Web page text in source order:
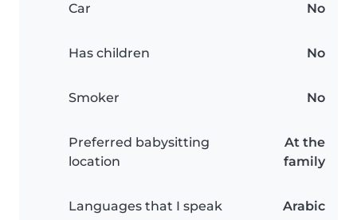
Car No
Has children No
Smoker No
Preferred babysitting
location
At the
family
Languages that I speak Arabic